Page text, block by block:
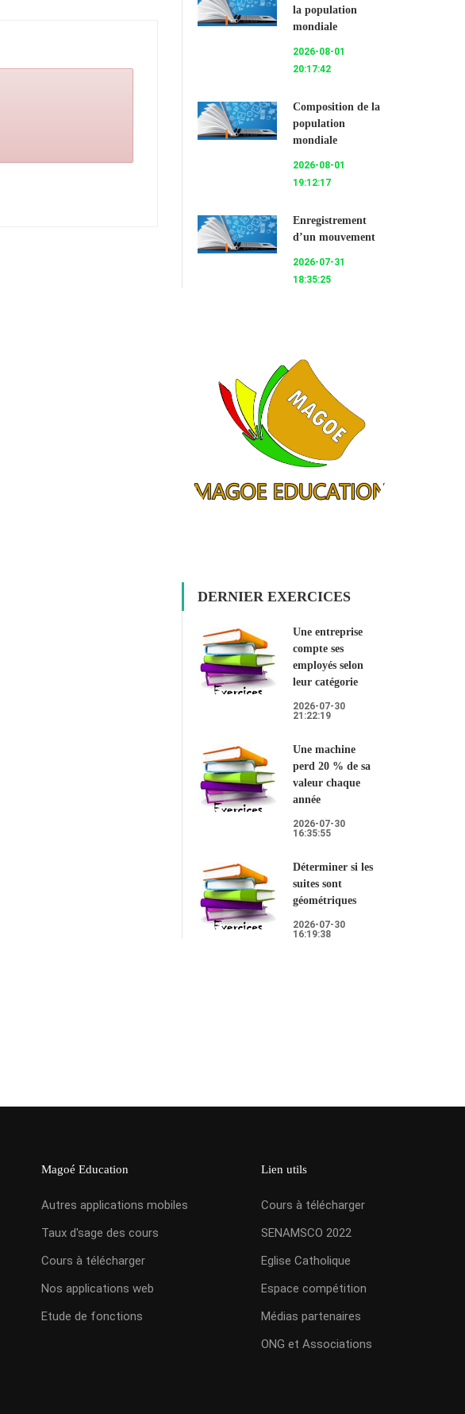
la population
mondiale
2026-08-01
20:17:42
Composition de la
population
mondiale
2026-08-01
19:12:17
Enregistrement
d’un mouvement
2026-07-31
18:35:25
DERNIER EXERCICES
Une entreprise
compte ses
employés selon
leur catégorie
2026-07-30
21:22:19
Une machine
perd 20 % de sa
valeur chaque
année
2026-07-30
16:35:55
Déterminer si les
suites sont
géométriques
2026-07-30
16:19:38
Magoé Education
Autres applications mobiles
Taux d'sage des cours
Cours à télécharger
Nos applications web
Etude de fonctions
Lien utils
Cours à télécharger
SENAMSCO 2022
Eglise Catholique
Espace compétition
Médias partenaires
ONG et Associations